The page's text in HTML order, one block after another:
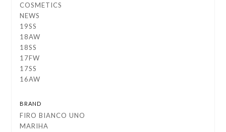
COSMETICS
NEWS
19SS
18AW
18SS
17FW
17SS
16AW
BRAND
FIRO BIANCO UNO
MARIHA